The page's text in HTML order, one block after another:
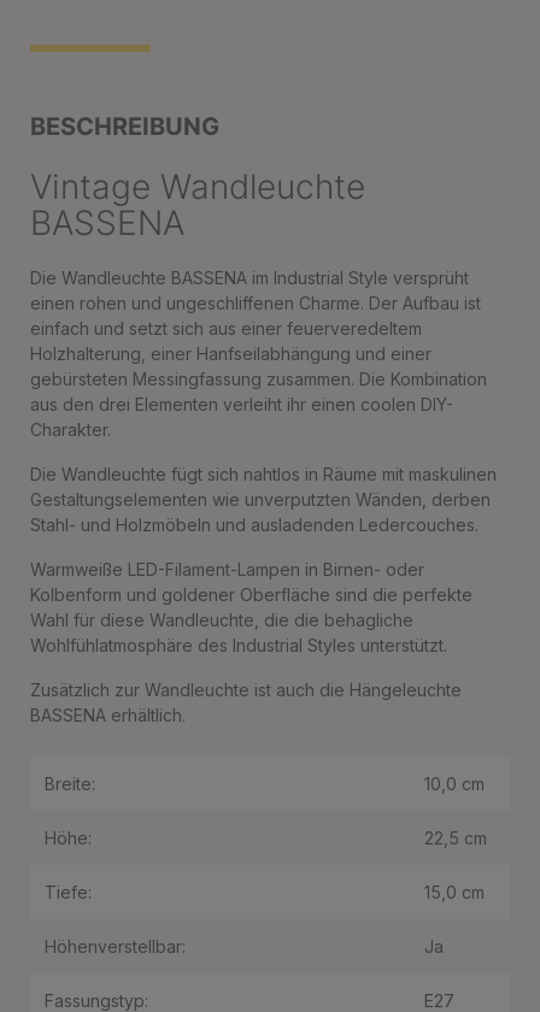
BESCHREIBUNG
Vintage Wandleuchte
BASSENA
Die Wandleuchte BASSENA im Industrial Style versprüht
einen rohen und ungeschliffenen Charme. Der Aufbau ist
einfach und setzt sich aus einer feuerveredeltem
Holzhalterung, einer Hanfseilabhängung und einer
gebürsteten Messingfassung zusammen. Die Kombination
aus den drei Elementen verleiht ihr einen coolen DIY-
Charakter.
Die Wandleuchte fügt sich nahtlos in Räume mit maskulinen
Gestaltungselementen wie unverputzten Wänden, derben
Stahl- und Holzmöbeln und ausladenden Ledercouches.
Warmweiße LED-Filament-Lampen in Birnen- oder
Kolbenform und goldener Oberfläche sind die perfekte
Wahl für diese Wandleuchte, die die behagliche
Wohlfühlatmosphäre des Industrial Styles unterstützt.
Zusätzlich zur Wandleuchte ist auch die Hängeleuchte
BASSENA erhältlich.
Breite: 10,0 cm
Höhe: 22,5 cm
Tiefe: 15,0 cm
Höhenverstellbar: Ja
Fassungstyp: E27